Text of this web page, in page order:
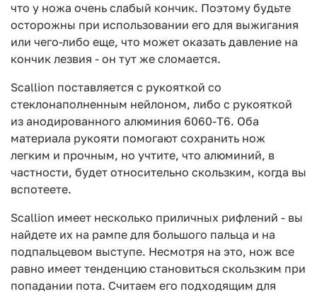
что у ножа очень слабый кончик. Поэтому будьте
осторожны при использовании его для выжигания
или чего-либо еще, что может оказать давление на
кончик лезвия - он тут же сломается.
Scallion поставляется с рукояткой со
стеклонаполненным нейлоном, либо с рукояткой
из анодированного алюминия 6060-T6. Оба
материала рукояти помогают сохранить нож
легким и прочным, но учтите, что алюминий, в
частности, будет относительно скользким, когда вы
вспотеете.
Scallion имеет несколько приличных рифлений - вы
найдете их на рампе для большого пальца и на
подпальцевом выступе. Несмотря на это, нож все
равно имеет тенденцию становиться скользким при
попадании пота. Считаем его подходящим для